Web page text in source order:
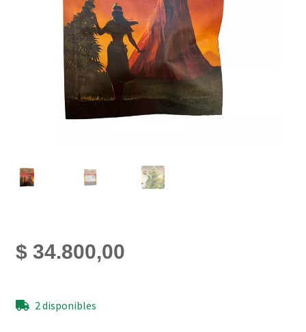
$34.800,00
2 disponibles